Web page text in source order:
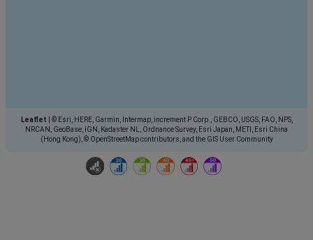
Leaflet
© Esri, HERE, Garmin, Intermap, increment P Corp., GEBCO, USGS, FAO, NPS,
NRCAN, GeoBase, IGN, Kadaster NL, Ordnance Survey, Esri Japan, METI, Esri China
(Hong Kong), © OpenStreetMap contributors, and the GIS User Community